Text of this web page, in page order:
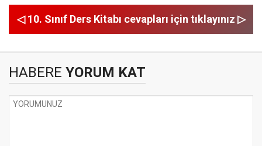
◁ 10. Sınıf Ders Kitabı cevapları için tıklayınız ▷
HABERE YORUM KAT